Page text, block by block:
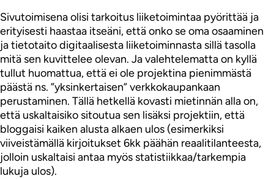
Sivutoimisena olisi tarkoitus liiketoimintaa pyörittää ja
erityisesti haastaa itseäni, että onko se oma osaaminen
ja tietotaito digitaalisesta liiketoiminnasta sillä tasolla
mitä sen kuvittelee olevan. Ja valehtelematta on kyllä
tullut huomattua, että ei ole projektina pienimmästä
päästä ns. ”yksinkertaisen” verkkokaupankaan
perustaminen. Tällä hetkellä kovasti mietinnän alla on,
että uskaltaisiko sitoutua sen lisäksi projektiin, että
bloggaisi kaiken alusta alkaen ulos (esimerkiksi
viiveistämällä kirjoitukset 6kk päähän reaalitilanteesta,
jolloin uskaltaisi antaa myös statistiikkaa/tarkempia
lukuja ulos).